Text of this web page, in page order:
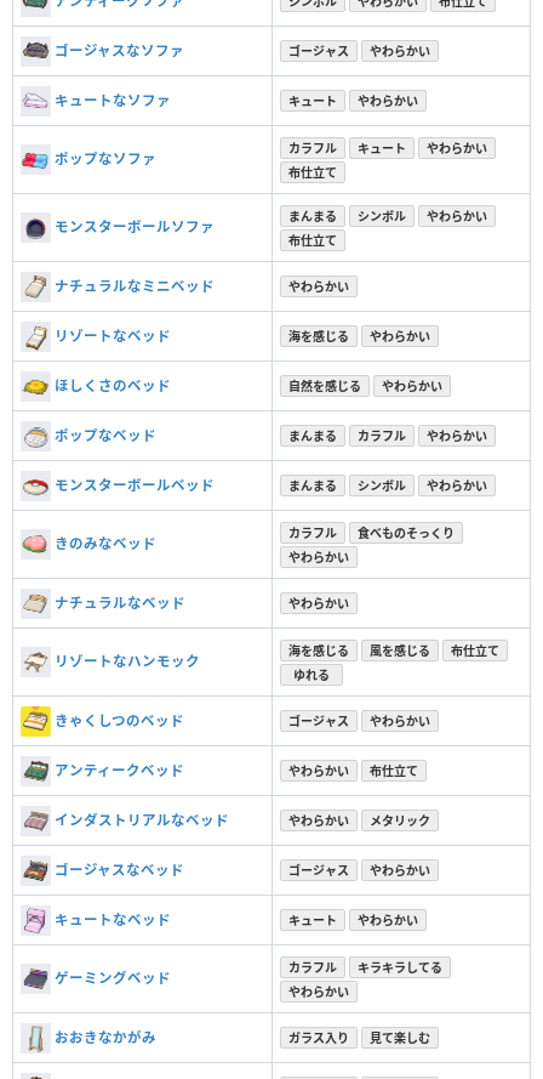
ゴージャスなソファ ゴージャス やわらかい
キュートなソファ キュート やわらかい
ポップなソファ
カラフル キュート
やわらかい
布仕立て
モンスターボールソファ
まんまる シンボル
やわらかい
布仕立て
ナチュラルなミニベッド やわらかい
リゾートなベッド 海を感じる やわらかい
ほしくさのベッド 自然を感じる やわらかい
ポップなベッド まんまる カラフル やわらかい
モンスターボールベッド まんまる シンボル やわらかい
きのみなベッド
カラフル
食べものそっくり
やわらかい
ナチュラルなベッド やわらかい
リゾートなハンモック
海を感じる 風を感じる
布仕立て
ゆれる
きゃくしつのベッド ゴージャス やわらかい
アンティークベッド やわらかい 布仕立て
インダストリアルなベッド やわらかい メタリック
ゴージャスなベッド ゴージャス やわらかい
キュートなベッド キュート やわらかい
ゲーミングベッド
カラフル
キラキラしてる
やわらかい
おおきなかがみ ガラス入り 見て楽しむ